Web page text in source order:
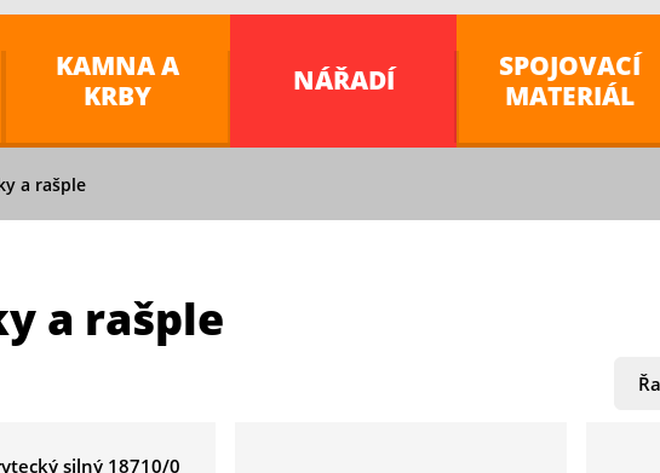
KAMNA A
KRBY
NÁŘADÍ
SPOJOVACÍ
MATERIÁL
a rašple
a rašple